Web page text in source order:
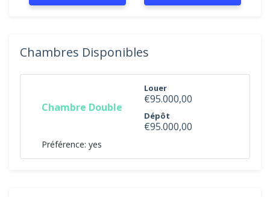
Chambres Disponibles
Chambre Double
Louer
€95.000,00
Dépôt
€95.000,00
Préférence: yes